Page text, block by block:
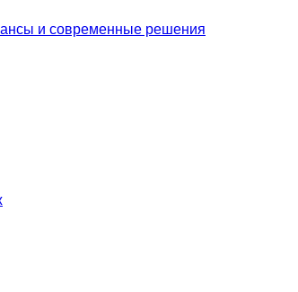
и современные решения